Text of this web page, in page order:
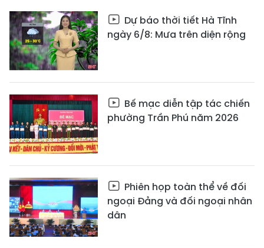
Dự báo thời tiết Hà Tĩnh
ngày 6/8: Mưa trên diện rộng
Bế mạc diễn tập tác chiến
phường Trần Phú năm 2026
Phiên họp toàn thể về đối
ngoại Đảng và đối ngoại nhân
dân